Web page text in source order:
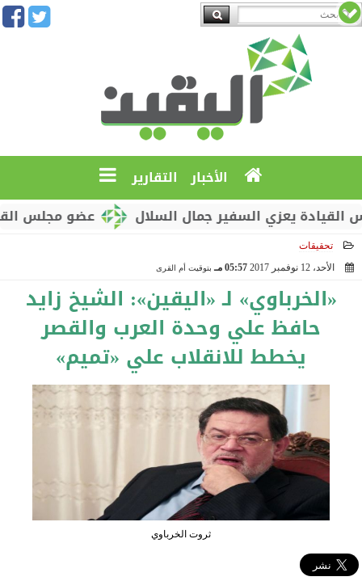
الأخبار التقارير
عضو مجلس القيادة محمود
السفير جمال السلال
تحقيقات
الأحد، 12 نوفمبر 2017
05:57 مـ بتوقيت أم القرى
«الخرباوي» لـ «اليقين»: الشيخ زايد
حافظ علي وحدة العرب والقصر
يخطط للانقلاب علي «تميم»
ثروت الخرباوي